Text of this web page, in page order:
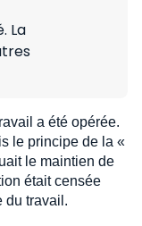
La
a été opérée.
le principe de la «
le maintien de
était censée
du travail.